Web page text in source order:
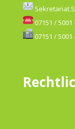
07151 / 5001
07151 / 5001